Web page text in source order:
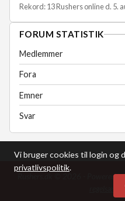
Rekord: 13 Rushers online d. 5.
FORUM STATISTIK
Medlemmer
Fora
Emner
Svar
Rushers.dk © 2026 - Powered
Vi bruger cookies til login og
privatlivspolitik.